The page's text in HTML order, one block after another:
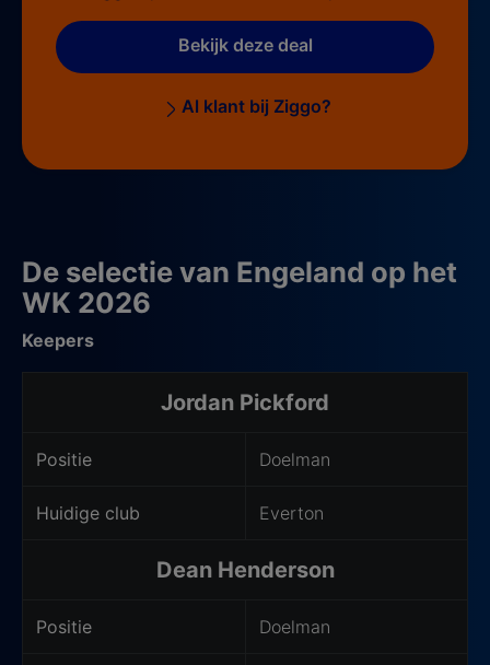
Bekijk deze deal
Al klant bij Ziggo?
De selectie van Engeland op het
WK 2026
Keepers
Jordan Pickford
Positie Doelman
Huidige club Everton
Dean Henderson
Positie Doelman